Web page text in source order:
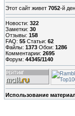
Этот сайт живет 7052-й
Новости: 322
Заметки: 30
Отзывы: 158
FAQ: 55 Статьи: 62
Файлы: 1373 Обои: 1286
Комментарии: 2695
Форум: 44345/1140
Использование